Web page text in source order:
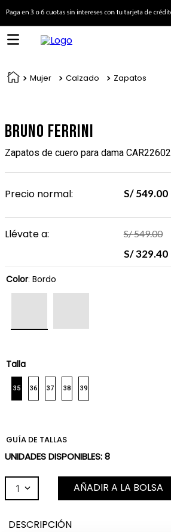
Mujer Calzado Zapatos
Bruno Ferrini
Zapatos de cuero para dama CAR22602
Precio normal: S/ 549.00
Llévate a: S/549.00
S/329.40
Color: Bordo
Talla
35 36 37 38 39
GUÍA DE TALLAS
UNIDADES DISPONIBLES:8
1 AÑADIR A LA BOLSA
DESCRIPCIÓN